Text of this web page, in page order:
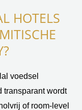
HOTELS
voedsel
transparant wordt
of room-level